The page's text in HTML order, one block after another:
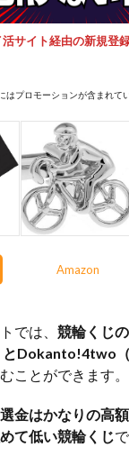
活サイト経由の新規登
はプロモーションが含まれて
Amazon
では、 競輪くじ
とDokanto!4two
ことができます。
金はかなりの高額
て低い競輪くじ